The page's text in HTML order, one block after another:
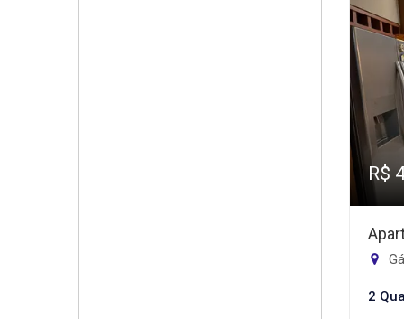
R$
2